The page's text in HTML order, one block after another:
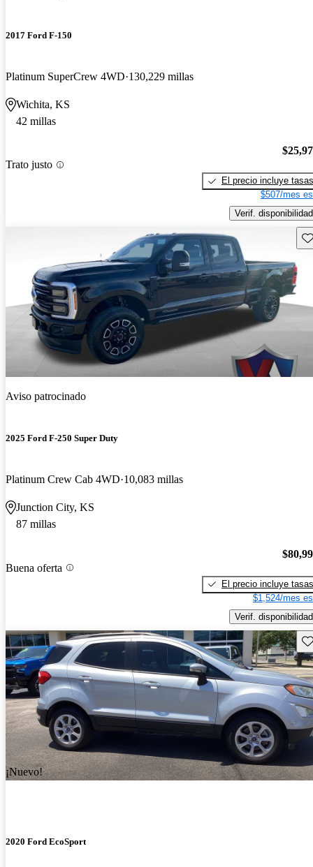
2017 Ford F-150
Platinum SuperCrew 4WD 130,229 millas
Wichita, KS
42 millas
Trato justo
El precio incluye tasas
$507/mes
Verif. disponibilidad
Aviso patrocinado
2025 Ford F-250 Super Duty
Platinum Crew Cab 4WD 10,083 millas
Junction City, KS
87 millas
Buena oferta
El precio incluye tasas
$1,524/mes
Verif. disponibilidad
¡Nuevo!
2020 Ford EcoSport